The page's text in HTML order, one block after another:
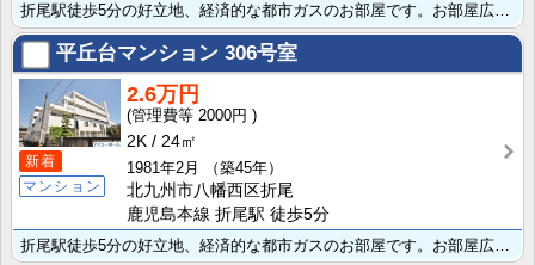
折尾駅徒歩5分の好立地、経済的な都市ガスのお部屋です。お部屋広々2K、バストイレ別で全室洋室、室内洗･･･
平丘台マンション 306号室
新着
マンション
2.6万円
2000円
2K
24㎡
1981年2月
（築45年）
北九州市八幡西区折尾
鹿児島本線 折尾駅 徒歩5分